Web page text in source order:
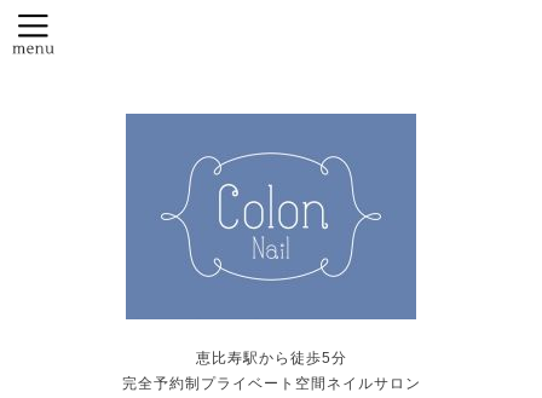
恵比寿駅から徒歩5分
完全予約制プライベート空間ネイルサロン